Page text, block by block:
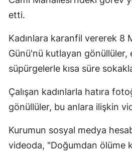
etti.
Kadınlara karanfil vererek 8
Günü'nü kutlayan gönüllüler,
süpürgelerle kısa süre
Çalışan kadınlarla hatıra
gönüllüler, bu anlara ilişkin
Kurumun sosyal medya
videoda, "Doğumdan ölüme